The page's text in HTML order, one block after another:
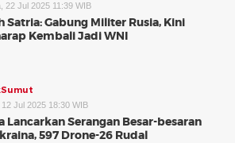
22 Jul 2025 11:39 WIB
Satria: Gabung Militer Rusia, Kini
Kembali Jadi WNI
12 Jul 2025 18:30 WIB
Lancarkan Serangan Besar-besaran
597 Drone-26 Rudal